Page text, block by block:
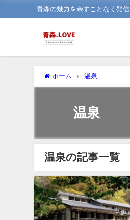
青森の魅力を余すことなく発信
ホーム 温泉
温泉
温泉の記事一覧